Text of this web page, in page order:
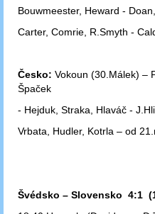
Bouwmeester, Heward -
Carter, Comrie, R.Smyth -
Česko: Vokoun (30.Málek) –
Špaček
- Hejduk, Straka, Hlaváč -
Vrbata, Hudler, Kotrla – od
Švédsko – Slovensko 4:1